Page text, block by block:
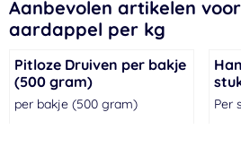
Aanbevolen artikelen voor
aardappel per kg
Pitloze Druiven per bakje
(500 gram)
per bakje (500 gram) Per